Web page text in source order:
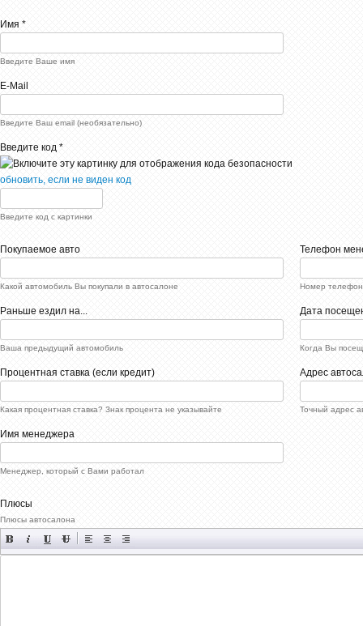
Имя *
Введите Ваше имя
E-Mail
Введите Ваш email (необязательно)
Введите код *
обновить, если не виден код
Введите код с картинки
Покупаемое авто
Какой автомобиль Вы покупали в автосалоне
Раньше ездил на...
Ваша предыдущий автомобиль
Процентная ставка (если кредит)
Какая процентная ставка? Знак процента не указывайте
Имя менеджера
Менеджер, который с Вами работал
Телефон
Номер
Дата
Когда Вы
Адрес
Точный адрес
Плюсы
Плюсы автосалона